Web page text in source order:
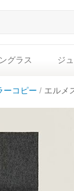
グラス ジ
ーコピー エルメ